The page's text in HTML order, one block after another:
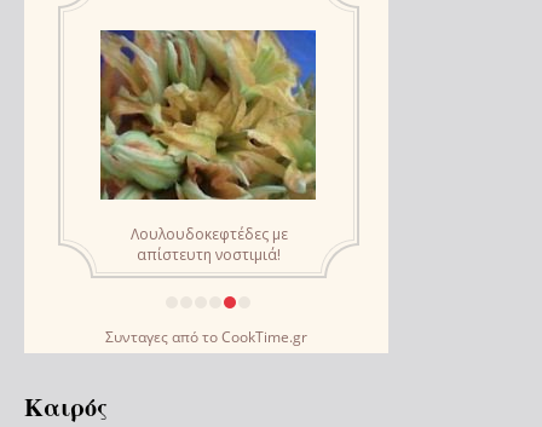
Συνταγεςαπό τοCookTime.gr
Καιρός